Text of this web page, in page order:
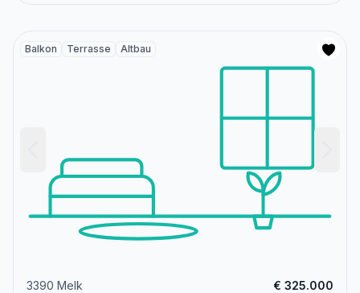
Balkon Terrasse Altbau
3390 Melk € 325.000